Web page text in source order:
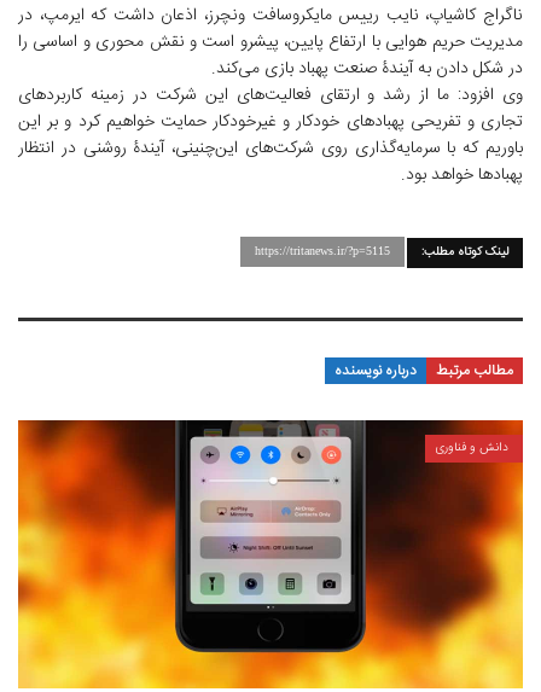
ناگراج کاشیاپ، نایب رییس مایکروسافت ونچرز، اذعان داشت که ایرمپ، در
مدیریت حریم هوایی با ارتفاع پایین، پیشرو است و نقش محوری و اساسی را
در شکل دادن به آیندۀ صنعت پهباد بازی می‌کند.
وی افزود: ما از رشد و ارتقای فعالیت‌های این شرکت در زمینه کاربردهای
تجاری و تفریحی پهبادهای خودکار و غیرخودکار حمایت خواهیم کرد و بر این
باوریم که با سرمایه‌گذاری روی شرکت‌های این‌چنینی، آیندۀ روشنی در انتظار
پهبادها خواهد بود.
لینک کوتاه مطلب: https://tritanews.ir/?p=5115
مطالب مرتبط درباره نویسنده
دانش و فناوری